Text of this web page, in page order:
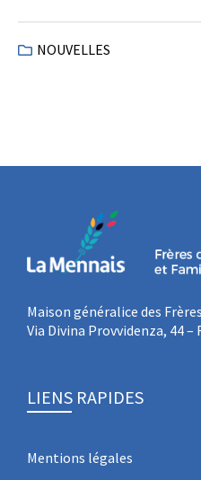
NOUVELLES
Maison généralice des
Via Divina Provvidenza, 44
LIENS RAPIDES
Mentions légales